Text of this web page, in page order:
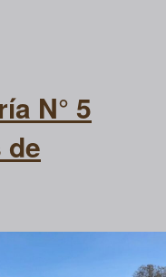
N° 5
de